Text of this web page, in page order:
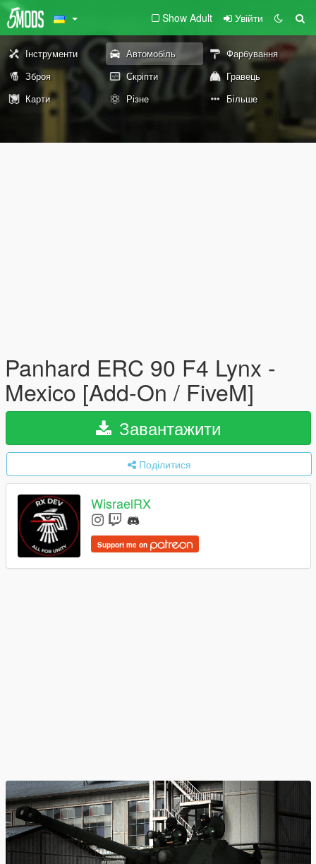
Show Adult Увійти
Інструменти Автомобіль
Фарбування
Зброя
Скріпти
Гравець
Карти
Різне Більше
Panhard ERC 90 F4 Lynx -
Mexico [Add-On / FiveM]
Завантажити
Поділитися
WisraelRX
Support me on